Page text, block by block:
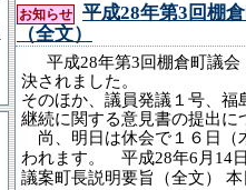
お知らせ
平成28年第3回棚
（全文）
平成28年第3回棚倉町議
決されました。
そのほか、議員発議１号、
継続に関する意見書の提出
尚、明日は休会で１６日（
われます。
平成28年6月 14
議案町長説明要旨（全文）